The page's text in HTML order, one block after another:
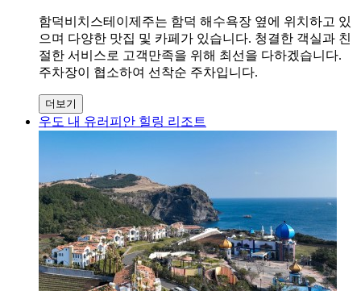
함덕비치스테이제주는 함덕 해수욕장 옆에 위치하고 있
으며 다양한 맛집 및 카페가 있습니다. 청결한 객실과 친
절한 서비스로 고객만족을 위해 최선을 다하겠습니다.
주차장이 협소하여 선착순 주차입니다.
더보기
우도 내 유러피안 힐링 리조트